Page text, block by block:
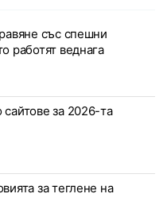
със спешни
работят веднага
за 2026-та
за теглене на